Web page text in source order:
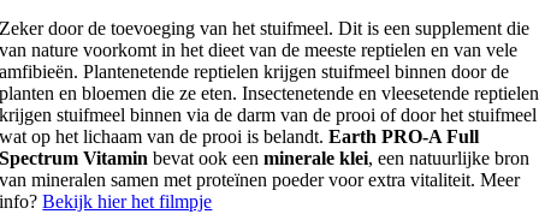
Zeker door de toevoeging van het stuifmeel. Dit is een supplement die
van nature voorkomt in het dieet van de meeste reptielen en van vele
amfibieën. Plantenetende reptielen krijgen stuifmeel binnen door de
planten en bloemen die ze eten. Insectenetende en vleesetende reptielen
krijgen stuifmeel binnen via de darm van de prooi of door het stuifmeel
wat op het lichaam van de prooi is belandt.Earth PRO-A Full
Spectrum Vitamin bevat ook eenminerale klei, een natuurlijke bron
van mineralen samen met proteïnen poeder voor extra vitaliteit. Meer
info?Bekijk hier het filmpje